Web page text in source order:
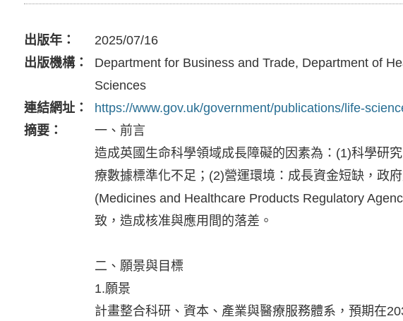
出版年
2025/07/16
出版機構
Department for Business and Trade, Department of
Sciences
連結網址
https://www.gov.uk/government/publications/life-
摘要
一、前言
造成英國生命科學領域成長障礙的因素為：(1)科學研
療數據標準化不足；(2)營運環境：成長資金短缺，政
(Medicines and Healthcare Products Regulatory
致，造成核准與應用間的落差。
二、願景與目標
1.願景
計畫整合科研、資本、產業與醫療服務體系，預期在